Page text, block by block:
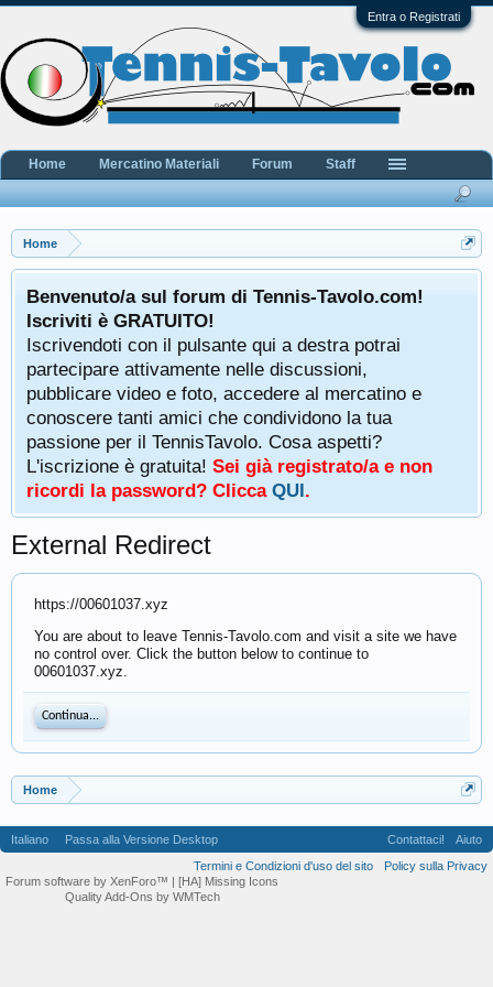
Entra o Registrati
Home
Benvenuto/a sul forum di Tennis-Tavolo.com!
Iscriviti è GRATUITO!
Iscrivendoti con il pulsante qui a destra potrai
partecipare attivamente nelle discussioni,
pubblicare video e foto, accedere al mercatino e
conoscere tanti amici che condividono la tua
passione per il TennisTavolo. Cosa aspetti?
L'iscrizione è gratuita! Sei già registrato/a e non
ricordi la password? Clicca QUI.
External Redirect
https://00601037.xyz
You are about to leave Tennis-Tavolo.com and visit a site we have
no control over. Click the button below to continue to
00601037.xyz.
Continua...
Home
Home Mercatino Materiali Forum Staff
Italiano Passa alla Versione Desktop Contattaci!
Aiuto
Termini e Condizioni d'uso del sito
Policy sulla Privacy
Forum software by XenForo™ | [HA] Missing Icons
Quality Add-Ons by WMTech